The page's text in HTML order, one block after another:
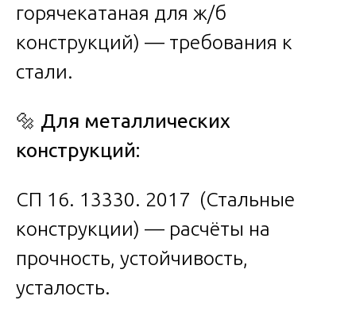
горячекатаная для ж/б
конструкций) — требования к
стали.
🔩 Для металлических
конструкций:
СП 16. 13330. 2017 (Стальные
конструкции) — расчёты на
прочность, устойчивость,
усталость.